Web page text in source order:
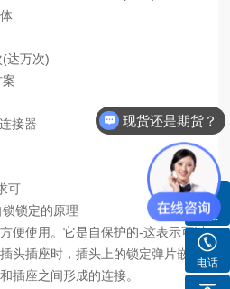
达万次)
接器
可
锁定的原理
便使用。它是自保护的-这表示可以
头插座时，插头上的锁定弹片嵌入
插座之间形成的连接。
客服
电话
货期需要多久？